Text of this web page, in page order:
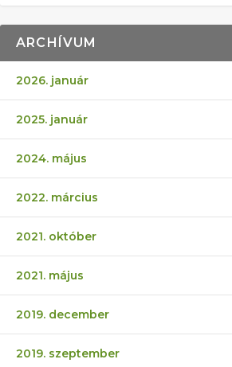
ARCHÍVUM
2026. január
2025. január
2024. május
2022. március
2021. október
2021. május
2019. december
2019. szeptember